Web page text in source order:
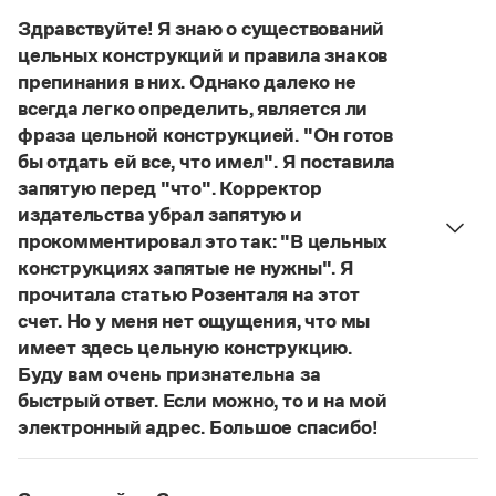
Словари русского языка как государственного
Справочники
Правила русской орфографии и пунктуации
Русский язык. Краткий теоретический курс
для школьников
Письмовник
Справочник по пунктуации
Словарь-справочник трудностей
Справочник по фразеологии
Азбучные истины
Словарь-справочник непростые слова
Все справочники портала
Журнал
Словарь русских имён
Словарь методических терминов
(1956)
Страница ответа
Здравствуйте! Я знаю о существований
цельных конструкций и правила знаков
препинания в них. Однако далеко не
всегда легко определить, является ли
фраза цельной конструкцией. "Он готов
бы отдать ей все, что имел". Я поставила
запятую перед "что". Корректор
издательства убрал запятую и
прокомментировал это так: "В цельных
конструкциях запятые не нужны". Я
прочитала статью Розенталя на этот
счет. Но у меня нет ощущения, что мы
имеет здесь цельную конструкцию.
Буду вам очень признательна за
быстрый ответ. Если можно, то и на мой
электронный адрес. Большое спасибо!
Действительно, в данном случае не приходится